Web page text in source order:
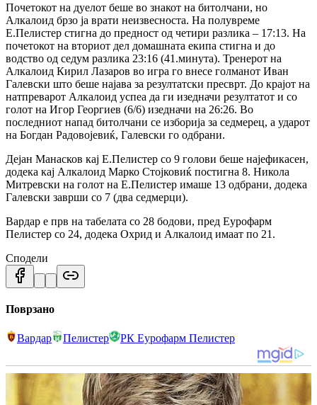
Почетокот на дуелот беше во знакот на битолчани, но
Алкалоид брзо ја врати неизвесноста. На полувреме
Е.Пелистер стигна до предност од четири разлика – 17:13. На
почетокот на вториот дел домашната екипа стигна и до
водство од седум разлика 23:16 (41.минута). Тренерот на
Алкалоид Кирил Лазаров во игра го внесе голманот Иван
Галевски што беше најава за резултатски пресврт. До крајот на
натпреварот Алкалоид успеа да ги изедначи резултатот и со
голот на Игор Георгиев (6/6) изедначи на 26:26. Во
последниот напад битолчани се изборија за седмерец, а ударот
на Богдан Радовојевиќ, Галевски го одбрани.
Дејан Манасков кај Е.Пелистер со 9 голови беше најефикасен,
додека кај Алкалоид Марко Стојковиќ постигна 8. Никола
Митревски на голот на Е.Пелистер имаше 13 одбрани, додека
Галевски заврши со 7 (два седмерци).
Вардар е прв на табелата со 28 бодови, пред Еурофарм
Пелистер со 24, додека Охрид и Алкалоид имаат по 21.
Сподели
Поврзано
Вардар Пелистер РК Еурофарм Пелистер